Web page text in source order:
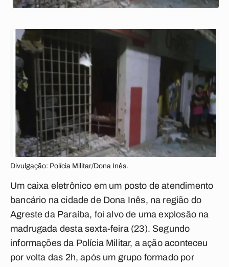
Divulgação: Polícia Militar/Dona Inês.
Um caixa eletrônico em um posto de atendimento
bancário na cidade de Dona Inês, na região do
Agreste da Paraíba, foi alvo de uma explosão na
madrugada desta sexta-feira (23). Segundo
informações da Polícia Militar, a ação aconteceu
por volta das 2h, após um grupo formado por